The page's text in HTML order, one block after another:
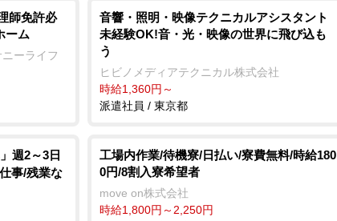
師免許必
ーム
ーライフ
音響・照明・映像テクニカルアシスタント
未経験OK!音・光・映像の世界に飛び込も
う
ヒビノメディアテクニカル株式会社
時給1,360円～
派遣社員 / 東京都
週2～3日
事/残業な
工場内作業/待機寮/日払い/寮費無料/時給180
0円/8割入寮希望者
move on株式会社
時給1,800円～2,250円